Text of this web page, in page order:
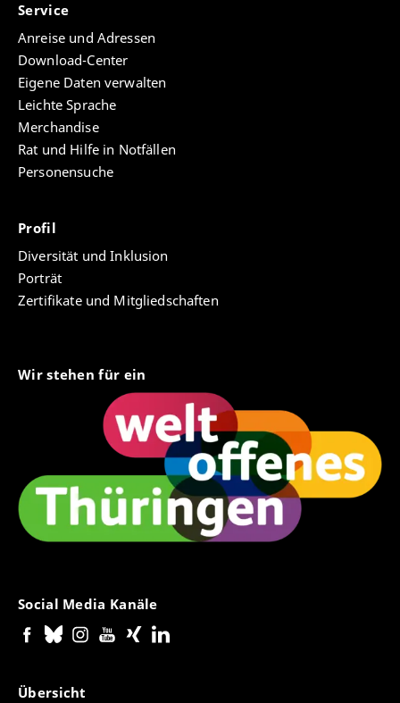
Service
Anreise und Adressen
Download-Center
Eigene Daten verwalten
Leichte Sprache
Merchandise
Rat und Hilfe in Notfällen
Personensuche
Profil
Diversität und Inklusion
Porträt
Zertifikate und Mitgliedschaften
Wir stehen für ein
Social Media Kanäle
Übersicht